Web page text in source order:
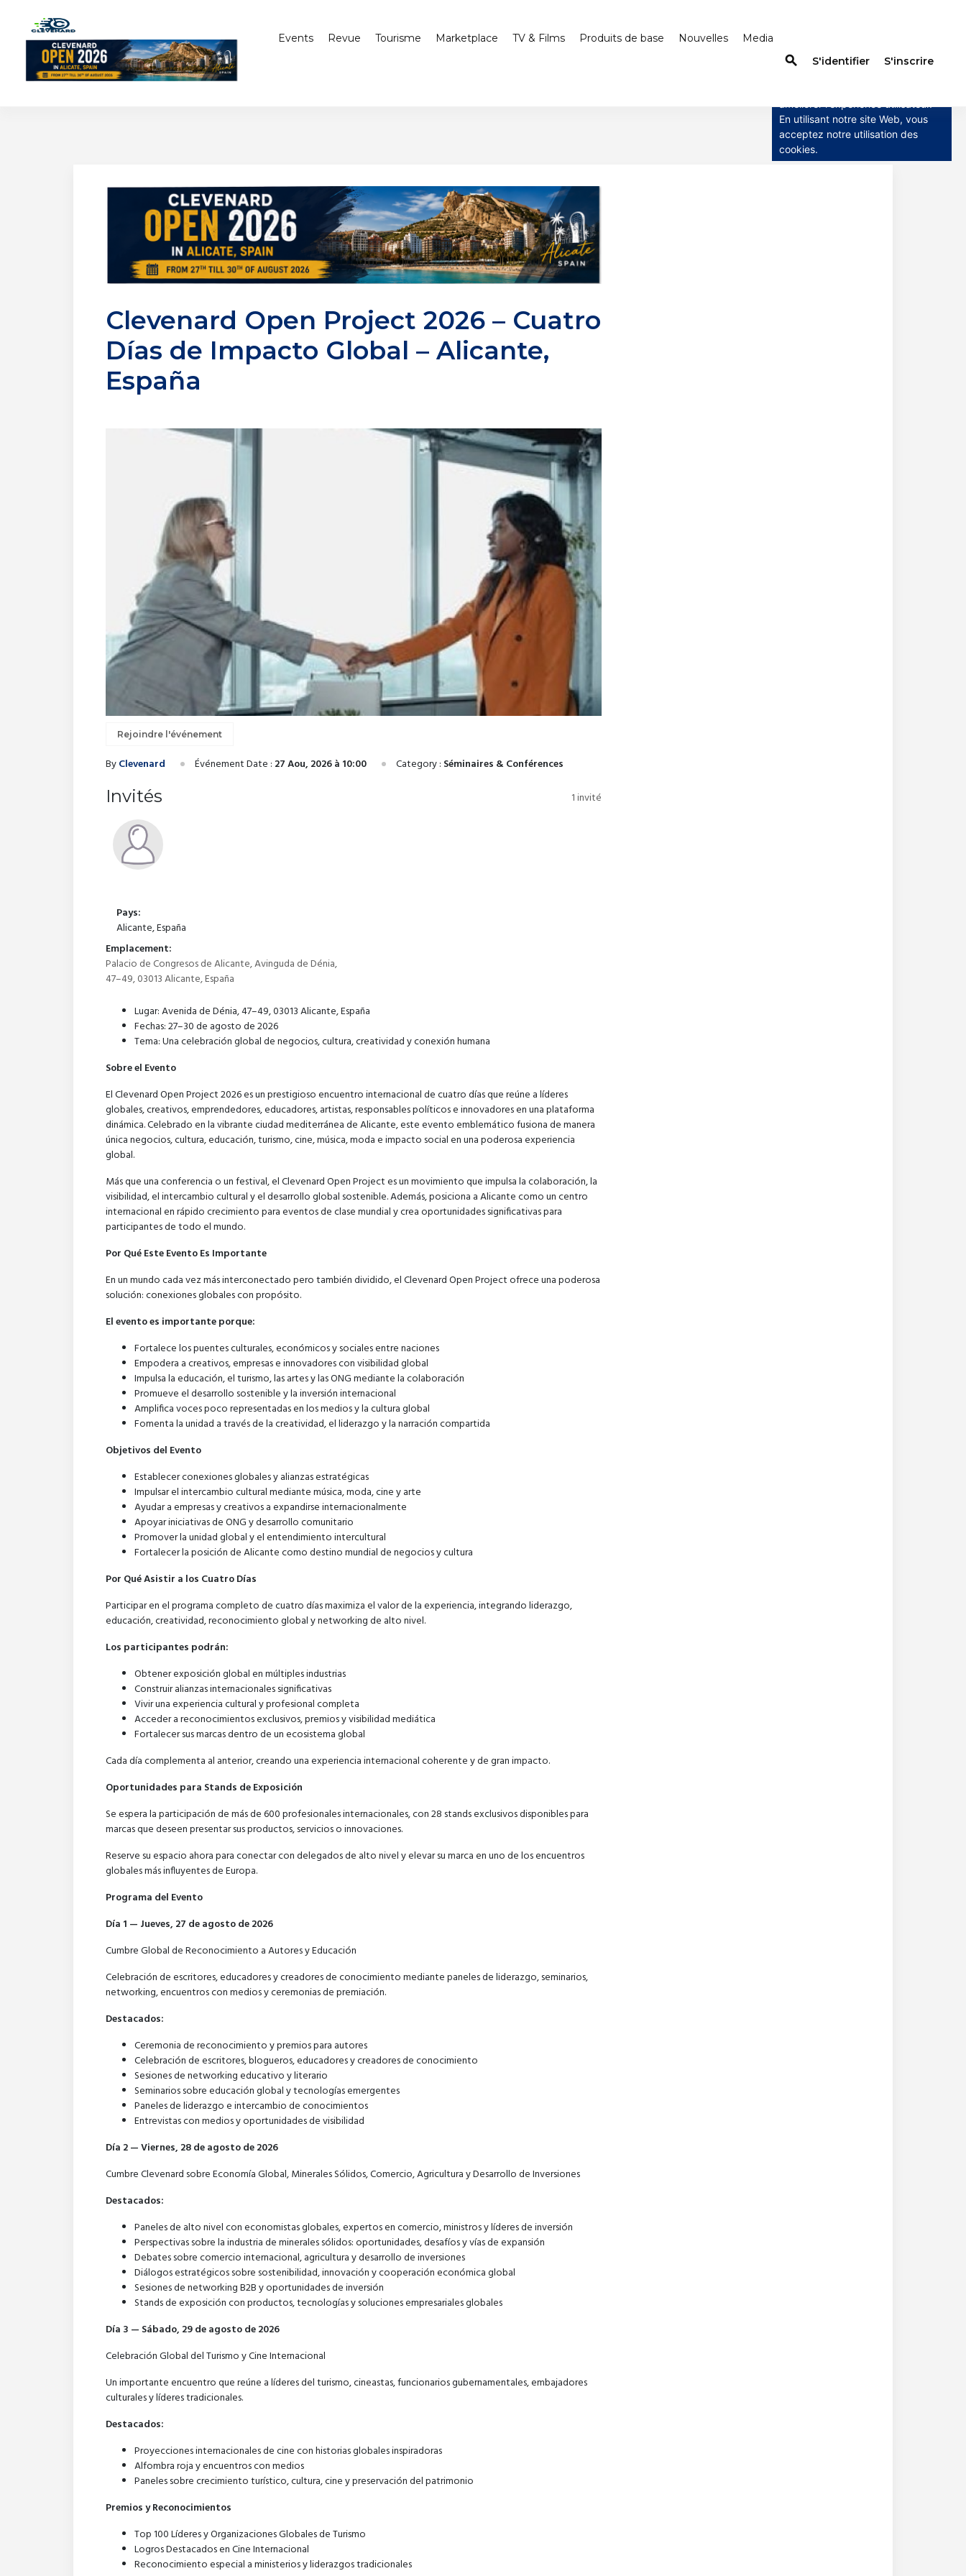
Events Revue Tourisme Marketplace TV & Films Produits de base Nouvelles Media
search S'identifier S'inscrire
Clevenard Open Project 2026 – Cuatro
Días de Impacto Global – Alicante,
España
Rejoindre l'événement
ByClevenard Événement Date : 27 Aou, 2026 à 10:00 Category : Séminaires & Conférences
Invités 1 invité
Pays:
Alicante, España
Emplacement:
Palacio de Congresos de Alicante, Avinguda de Dénia,
47–49, 03013 Alicante, España
Lugar: Avenida de Dénia, 47–49, 03013 Alicante, España
Fechas: 27–30 de agosto de 2026
Tema: Una celebración global de negocios, cultura, creatividad y conexión humana
Sobre el Evento
El Clevenard Open Project 2026 es un prestigioso encuentro internacional de cuatro días que reúne a líderes
globales, creativos, emprendedores, educadores, artistas, responsables políticos e innovadores en una plataforma
dinámica. Celebrado en la vibrante ciudad mediterránea de Alicante, este evento emblemático fusiona de manera
única negocios, cultura, educación, turismo, cine, música, moda e impacto social en una poderosa experiencia
global.
Más que una conferencia o un festival, el Clevenard Open Project es un movimiento que impulsa la colaboración, la
visibilidad, el intercambio cultural y el desarrollo global sostenible. Además, posiciona a Alicante como un centro
internacional en rápido crecimiento para eventos de clase mundial y crea oportunidades significativas para
participantes de todo el mundo.
Por Qué Este Evento Es Importante
En un mundo cada vez más interconectado pero también dividido, el Clevenard Open Project ofrece una poderosa
solución: conexiones globales con propósito.
El evento es importante porque:
Fortalece los puentes culturales, económicos y sociales entre naciones
Empodera a creativos, empresas e innovadores con visibilidad global
Impulsa la educación, el turismo, las artes y las ONG mediante la colaboración
Promueve el desarrollo sostenible y la inversión internacional
Amplifica voces poco representadas en los medios y la cultura global
Fomenta la unidad a través de la creatividad, el liderazgo y la narración compartida
Objetivos del Evento
Establecer conexiones globales y alianzas estratégicas
Impulsar el intercambio cultural mediante música, moda, cine y arte
Ayudar a empresas y creativos a expandirse internacionalmente
Apoyar iniciativas de ONG y desarrollo comunitario
Promover la unidad global y el entendimiento intercultural
Fortalecer la posición de Alicante como destino mundial de negocios y cultura
Por Qué Asistir a los Cuatro Días
Participar en el programa completo de cuatro días maximiza el valor de la experiencia, integrando liderazgo,
educación, creatividad, reconocimiento global y networking de alto nivel.
Los participantes podrán:
Obtener exposición global en múltiples industrias
Construir alianzas internacionales significativas
Vivir una experiencia cultural y profesional completa
Acceder a reconocimientos exclusivos, premios y visibilidad mediática
Fortalecer sus marcas dentro de un ecosistema global
Cada día complementa al anterior, creando una experiencia internacional coherente y de gran impacto.
Oportunidades para Stands de Exposición
Se espera la participación de más de 600 profesionales internacionales, con 28 stands exclusivos disponibles para
marcas que deseen presentar sus productos, servicios o innovaciones.
Reserve su espacio ahora para conectar con delegados de alto nivel y elevar su marca en uno de los encuentros
globales más influyentes de Europa.
Programa del Evento
Día 1 — Jueves, 27 de agosto de 2026
Cumbre Global de Reconocimiento a Autores y Educación
Celebración de escritores, educadores y creadores de conocimiento mediante paneles de liderazgo, seminarios,
networking, encuentros con medios y ceremonias de premiación.
Destacados:
Ceremonia de reconocimiento y premios para autores
Celebración de escritores, blogueros, educadores y creadores de conocimiento
Sesiones de networking educativo y literario
Seminarios sobre educación global y tecnologías emergentes
Paneles de liderazgo e intercambio de conocimientos
Entrevistas con medios y oportunidades de visibilidad
Día 2 — Viernes, 28 de agosto de 2026
Cumbre Clevenard sobre Economía Global, Minerales Sólidos, Comercio, Agricultura y Desarrollo de Inversiones
Destacados:
Paneles de alto nivel con economistas globales, expertos en comercio, ministros y líderes de inversión
Perspectivas sobre la industria de minerales sólidos: oportunidades, desafíos y vías de expansión
Debates sobre comercio internacional, agricultura y desarrollo de inversiones
Diálogos estratégicos sobre sostenibilidad, innovación y cooperación económica global
Sesiones de networking B2B y oportunidades de inversión
Stands de exposición con productos, tecnologías y soluciones empresariales globales
Día 3 — Sábado, 29 de agosto de 2026
Celebración Global del Turismo y Cine Internacional
Un importante encuentro que reúne a líderes del turismo, cineastas, funcionarios gubernamentales, embajadores
culturales y líderes tradicionales.
Destacados:
Proyecciones internacionales de cine con historias globales inspiradoras
Alfombra roja y encuentros con medios
Paneles sobre crecimiento turístico, cultura, cine y preservación del patrimonio
Premios y Reconocimientos
Top 100 Líderes y Organizaciones Globales de Turismo
Logros Destacados en Cine Internacional
Reconocimiento especial a ministerios y liderazgos tradicionales
Ce site utilise des cookies
En utilisant notre site Web, vous
acceptez notre utilisation des
cookies.